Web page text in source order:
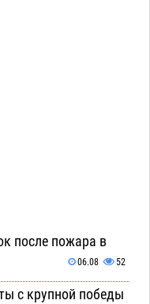
после пожара в
06.08 52
с крупной победы